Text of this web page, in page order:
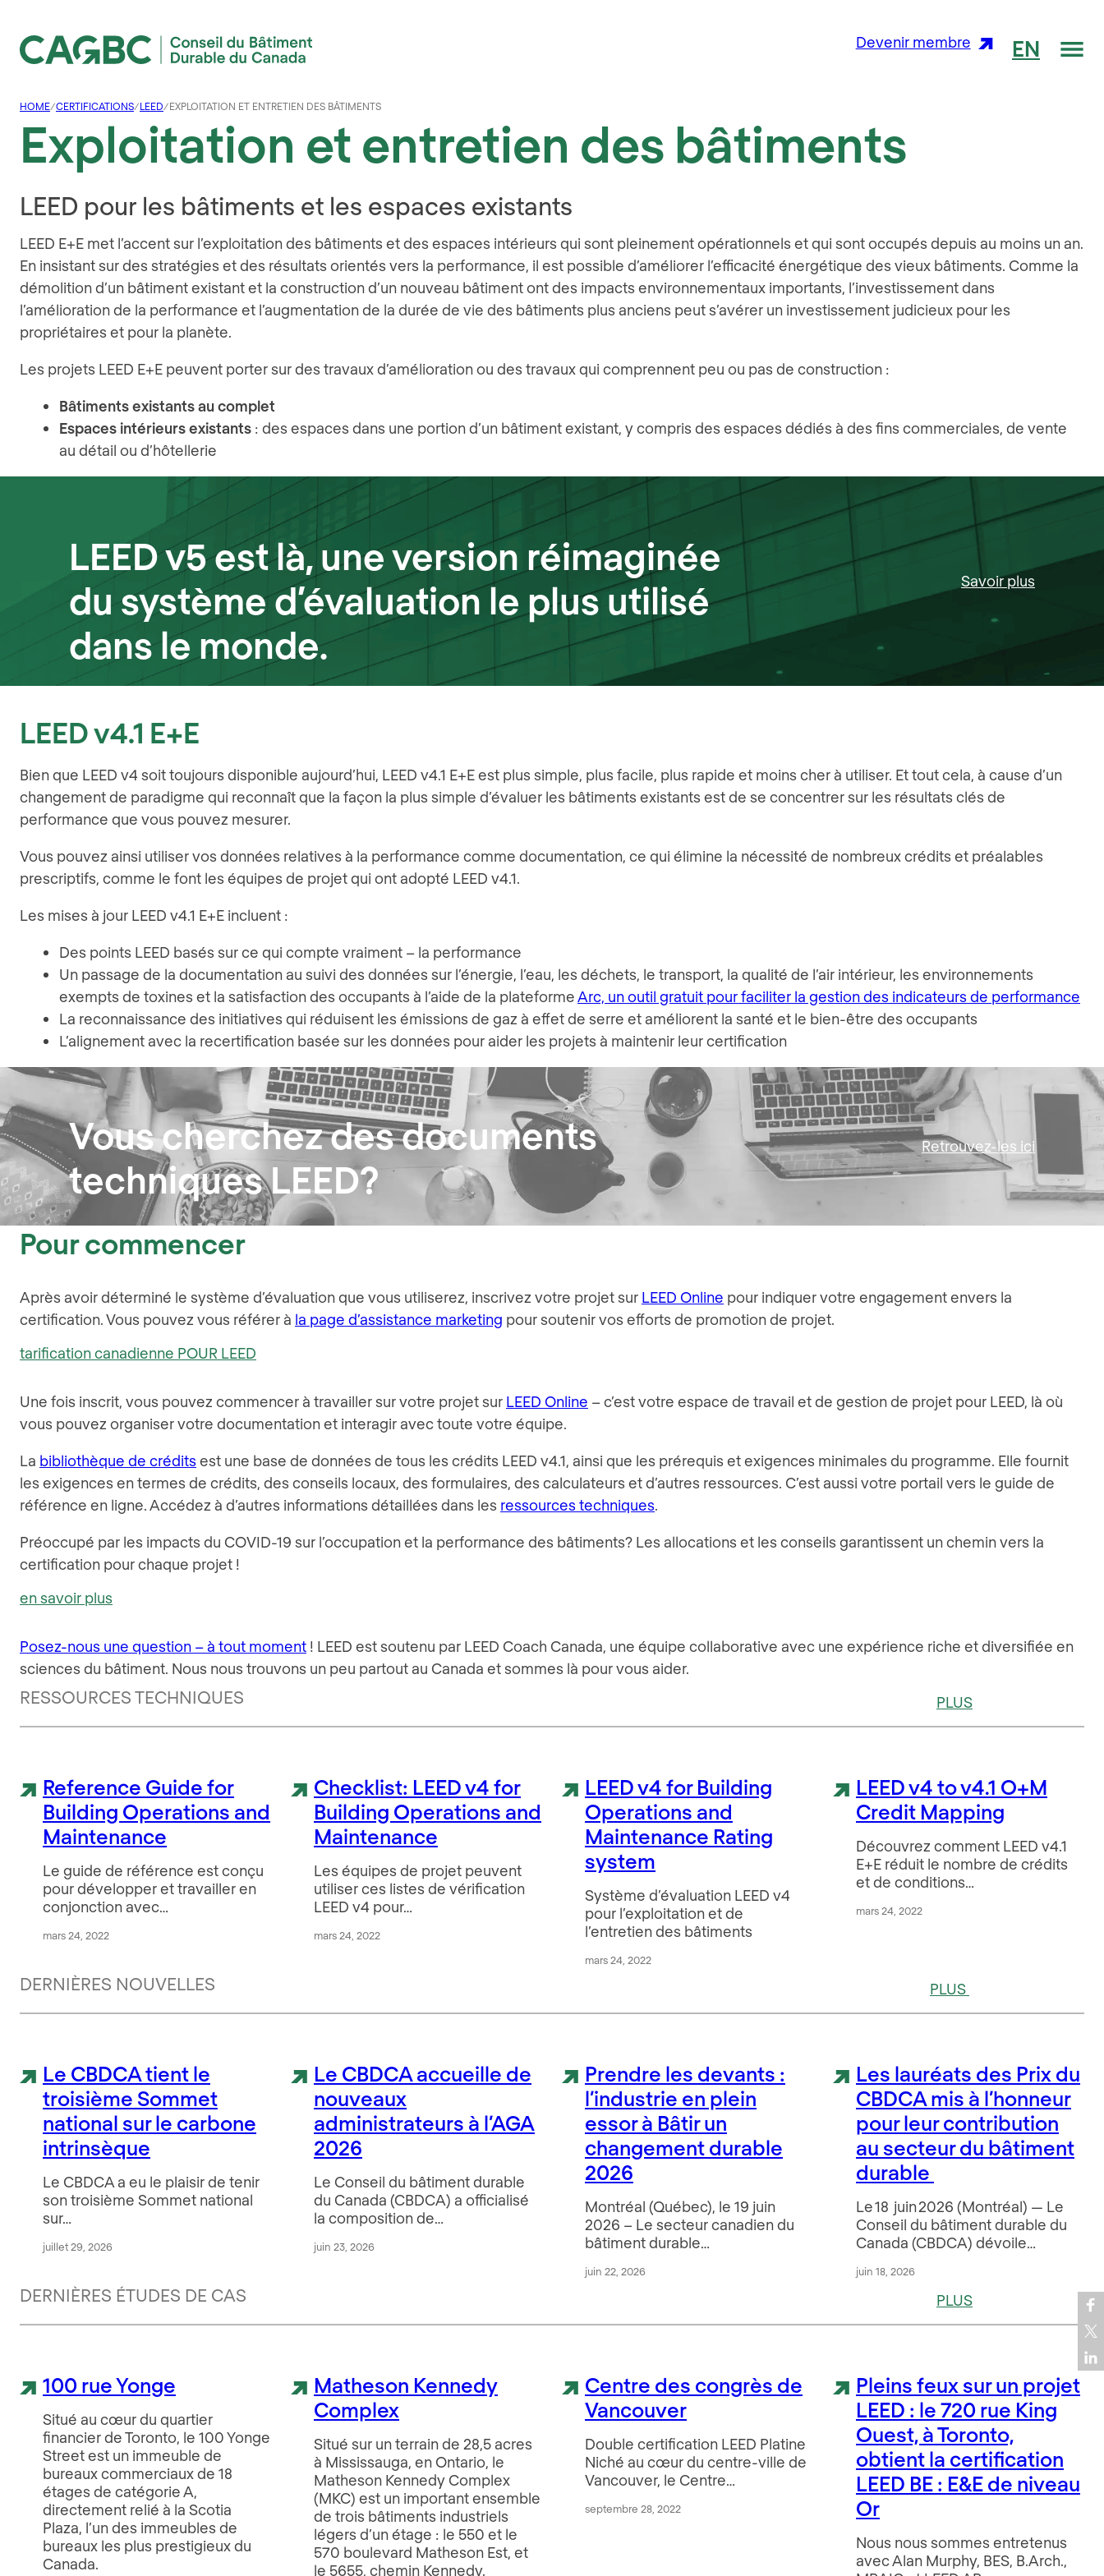
Devenir membre EN
HOME/CERTIFICATIONS/LEED/EXPLOITATION ET ENTRETIEN DES BÂTIMENTS
Exploitation et entretien des bâtiments
LEED pour les bâtiments et les espaces existants
LEED E+E met l’accent sur l’exploitation des bâtiments et des espaces intérieurs qui sont pleinement opérationnels et qui sont occupés depuis au moins un an.
En insistant sur des stratégies et des résultats orientés vers la performance, il est possible d’améliorer l’efficacité énergétique des vieux bâtiments. Comme la
démolition d’un bâtiment existant et la construction d’un nouveau bâtiment ont des impacts environnementaux importants, l’investissement dans
l’amélioration de la performance et l’augmentation de la durée de vie des bâtiments plus anciens peut s’avérer un investissement judicieux pour les
propriétaires et pour la planète.
Les projets LEED E+E peuvent porter sur des travaux d’amélioration ou des travaux qui comprennent peu ou pas de construction :
Bâtiments existants au complet
Espaces intérieurs existants : des espaces dans une portion d’un bâtiment existant, y compris des espaces dédiés à des fins commerciales, de vente
au détail ou d’hôtellerie
LEED v5 est là, une version réimaginée
du système d’évaluation le plus utilisé
dans le monde.
Savoir plus
LEED v4.1 E+E
Bien que LEED v4 soit toujours disponible aujourd’hui, LEED v4.1 E+E est plus simple, plus facile, plus rapide et moins cher à utiliser. Et tout cela, à cause d’un
changement de paradigme qui reconnaît que la façon la plus simple d’évaluer les bâtiments existants est de se concentrer sur les résultats clés de
performance que vous pouvez mesurer.
Vous pouvez ainsi utiliser vos données relatives à la performance comme documentation, ce qui élimine la nécessité de nombreux crédits et préalables
prescriptifs, comme le font les équipes de projet qui ont adopté LEED v4.1.
Les mises à jour LEED v4.1 E+E incluent :
Des points LEED basés sur ce qui compte vraiment – la performance
Un passage de la documentation au suivi des données sur l’énergie, l’eau, les déchets, le transport, la qualité de l’air intérieur, les environnements
exempts de toxines et la satisfaction des occupants à l’aide de la plateformeArc, un outil gratuit pour faciliter la gestion des indicateurs de performance
La reconnaissance des initiatives qui réduisent les émissions de gaz à effet de serre et améliorent la santé et le bien-être des occupants
L’alignement avec la recertification basée sur les données pour aider les projets à maintenir leur certification
Vous cherchez des documents
techniques LEED?
Retrouvez-les ici
Pour commencer
Après avoir déterminé le système d’évaluation que vous utiliserez, inscrivez votre projet sur LEED Online pour indiquer votre engagement envers la
certification. Vous pouvez vous référer à la page d’assistance marketing pour soutenir vos efforts de promotion de projet.
tarification canadienne POUR LEED
Une fois inscrit, vous pouvez commencer à travailler sur votre projet sur LEED Online – c’est votre espace de travail et de gestion de projet pour LEED, là où
vous pouvez organiser votre documentation et interagir avec toute votre équipe.
La bibliothèque de créditsest une base de données de tous les crédits LEED v4.1, ainsi que les prérequis et exigences minimales du programme. Elle fournit
les exigences en termes de crédits, des conseils locaux, des formulaires, des calculateurs et d’autres ressources. C’est aussi votre portail vers le guide de
référence en ligne. Accédez à d’autres informations détaillées dans les ressources techniques.
Préoccupé par les impacts du COVID-19 sur l’occupation et la performance des bâtiments? Les allocations et les conseils garantissent un chemin vers la
certification pour chaque projet !
en savoir plus
Posez-nous une question – à tout moment ! LEED est soutenu par LEED Coach Canada, une équipe collaborative avec une expérience riche et diversifiée en
sciences du bâtiment. Nous nous trouvons un peu partout au Canada et sommes là pour vous aider.
RESSOURCES TECHNIQUES PLUS
Reference Guide for
Building Operations and
Maintenance
Le guide de référence est conçu
pour développer et travailler en
conjonction avec…
mars 24, 2022
Checklist: LEED v4 for
Building Operations and
Maintenance
Les équipes de projet peuvent
utiliser ces listes de vérification
LEED v4 pour…
mars 24, 2022
LEED v4 for Building
Operations and
Maintenance Rating
system
Système d’évaluation LEED v4
pour l’exploitation et de
l’entretien des bâtiments
mars 24, 2022
LEED v4 to v4.1 O+M
Credit Mapping
Découvrez comment LEED v4.1
E+E réduit le nombre de crédits
et de conditions…
mars 24, 2022
DERNIÈRES NOUVELLES PLUS
Le CBDCA tient le
troisième Sommet
national sur le carbone
intrinsèque
Le CBDCA a eu le plaisir de tenir
son troisième Sommet national
sur…
juillet 29, 2026
Le CBDCA accueille de
nouveaux
administrateurs à l’AGA
2026
Le Conseil du bâtiment durable
du Canada (CBDCA) a officialisé
la composition de…
juin 23, 2026
Prendre les devants :
l’industrie en plein
essor à Bâtir un
changement durable
2026
Montréal (Québec), le 19 juin
2026 – Le secteur canadien du
bâtiment durable…
juin 22, 2026
Les lauréats des Prix du
CBDCA mis à l’honneur
pour leur contribution
au secteur du bâtiment
durable
Le 18 juin 2026 (Montréal) — Le
Conseil du bâtiment durable du
Canada (CBDCA) dévoile…
juin 18, 2026
DERNIÈRES ÉTUDES DE CAS PLUS
100 rue Yonge
Situé au cœur du quartier
financier de Toronto, le 100 Yonge
Street est un immeuble de
bureaux commerciaux de 18
étages de catégorie A,
directement relié à la Scotia
Plaza, l’un des immeubles de
bureaux les plus prestigieux du
Canada.
Matheson Kennedy
Complex
Situé sur un terrain de 28,5 acres
à Mississauga, en Ontario, le
Matheson Kennedy Complex
(MKC) est un important ensemble
de trois bâtiments industriels
légers d’un étage : le 550 et le
570 boulevard Matheson Est, et
le 5655, chemin Kennedy.
Centre des congrès de
Vancouver
Double certification LEED Platine
Niché au cœur du centre-ville de
Vancouver, le Centre…
septembre 28, 2022
Pleins feux sur un projet
LEED : le 720 rue King
Ouest, à Toronto,
obtient la certification
LEED BE : E&E de niveau
Or
Nous nous sommes entretenus
avec Alan Murphy, BES, B.Arch.,